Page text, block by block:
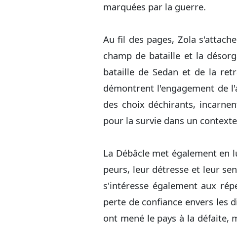
marquées par la guerre.
Au fil des pages, Zola
champ de bataille et la
bataille de Sedan et de la
démontrent l'engagement de
des choix déchirants,
pour la survie dans un
La Débâcle met également en
peurs, leur détresse et leur
s'intéresse également aux
perte de confiance envers les
ont mené le pays à la défaite,